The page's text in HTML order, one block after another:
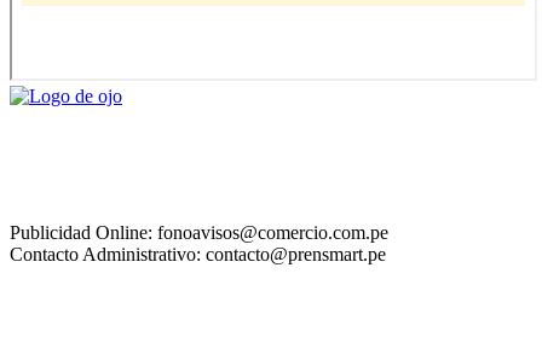
Publicidad Online: fonoavisos@comercio.com.pe
Contacto Administrativo: contacto@prensmart.pe